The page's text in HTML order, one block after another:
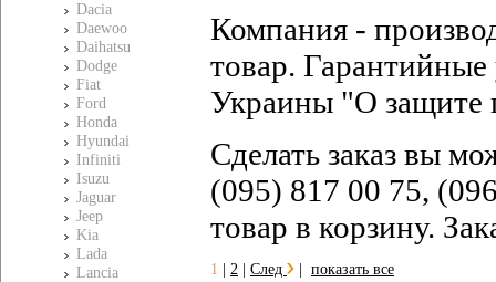
Dacia
Daewoo
Daihatsu
Dodge
Fiat
Ford
Honda
Hyundai
Infiniti
Isuzu
Jaguar
Jeep
Kia
Lada
Lancia
Компания -
товар. Гарантийные
Украины "О защите
Сделать заказ вы
(095) 817 00 75,
товар в корзину.
1 2 След показать все